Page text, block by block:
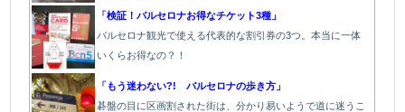
「検証！バルセロナお得なチケット3種」
バルセロナ観光で使える代表的な割引券の3つ。本当に一体
いくらお得なの？！
「もう迷わない?! バルセロナの歩き方」
碁盤の目に区画割された街は、分かり易いようで道に迷うこ